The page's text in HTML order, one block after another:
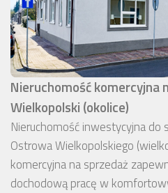
Nieruchomość komercyjna
Wielkopolski (okolice)
Nieruchomość inwestycyjna do
Ostrowa Wielkopolskiego
komercyjna na sprzedaż
dochodową pracę w